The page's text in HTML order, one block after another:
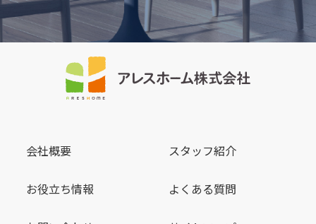
会社概要 スタッフ紹介
お役立ち情報 よくある質問